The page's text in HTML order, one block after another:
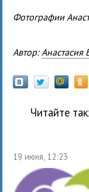
Фотографии
Автор: Анастасия
Читайте
19 июня, 12:23